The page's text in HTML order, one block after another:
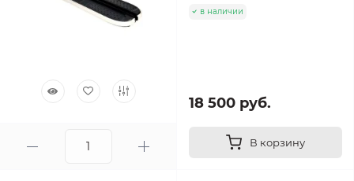
в наличии
18 500 руб.
В корзину